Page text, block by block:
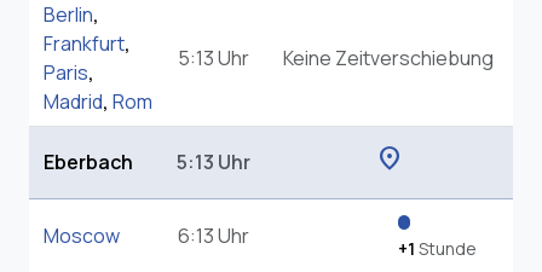
Berlin,
Frankfurt,
Paris,
Madrid, Rom
5:13 Uhr Keine Zeitverschiebung
Eberbach 5:13 Uhr location_on
Moscow 6:13 Uhr +1 Stunde